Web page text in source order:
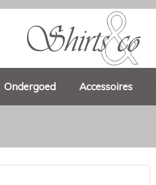
Ondergoed Accessoires